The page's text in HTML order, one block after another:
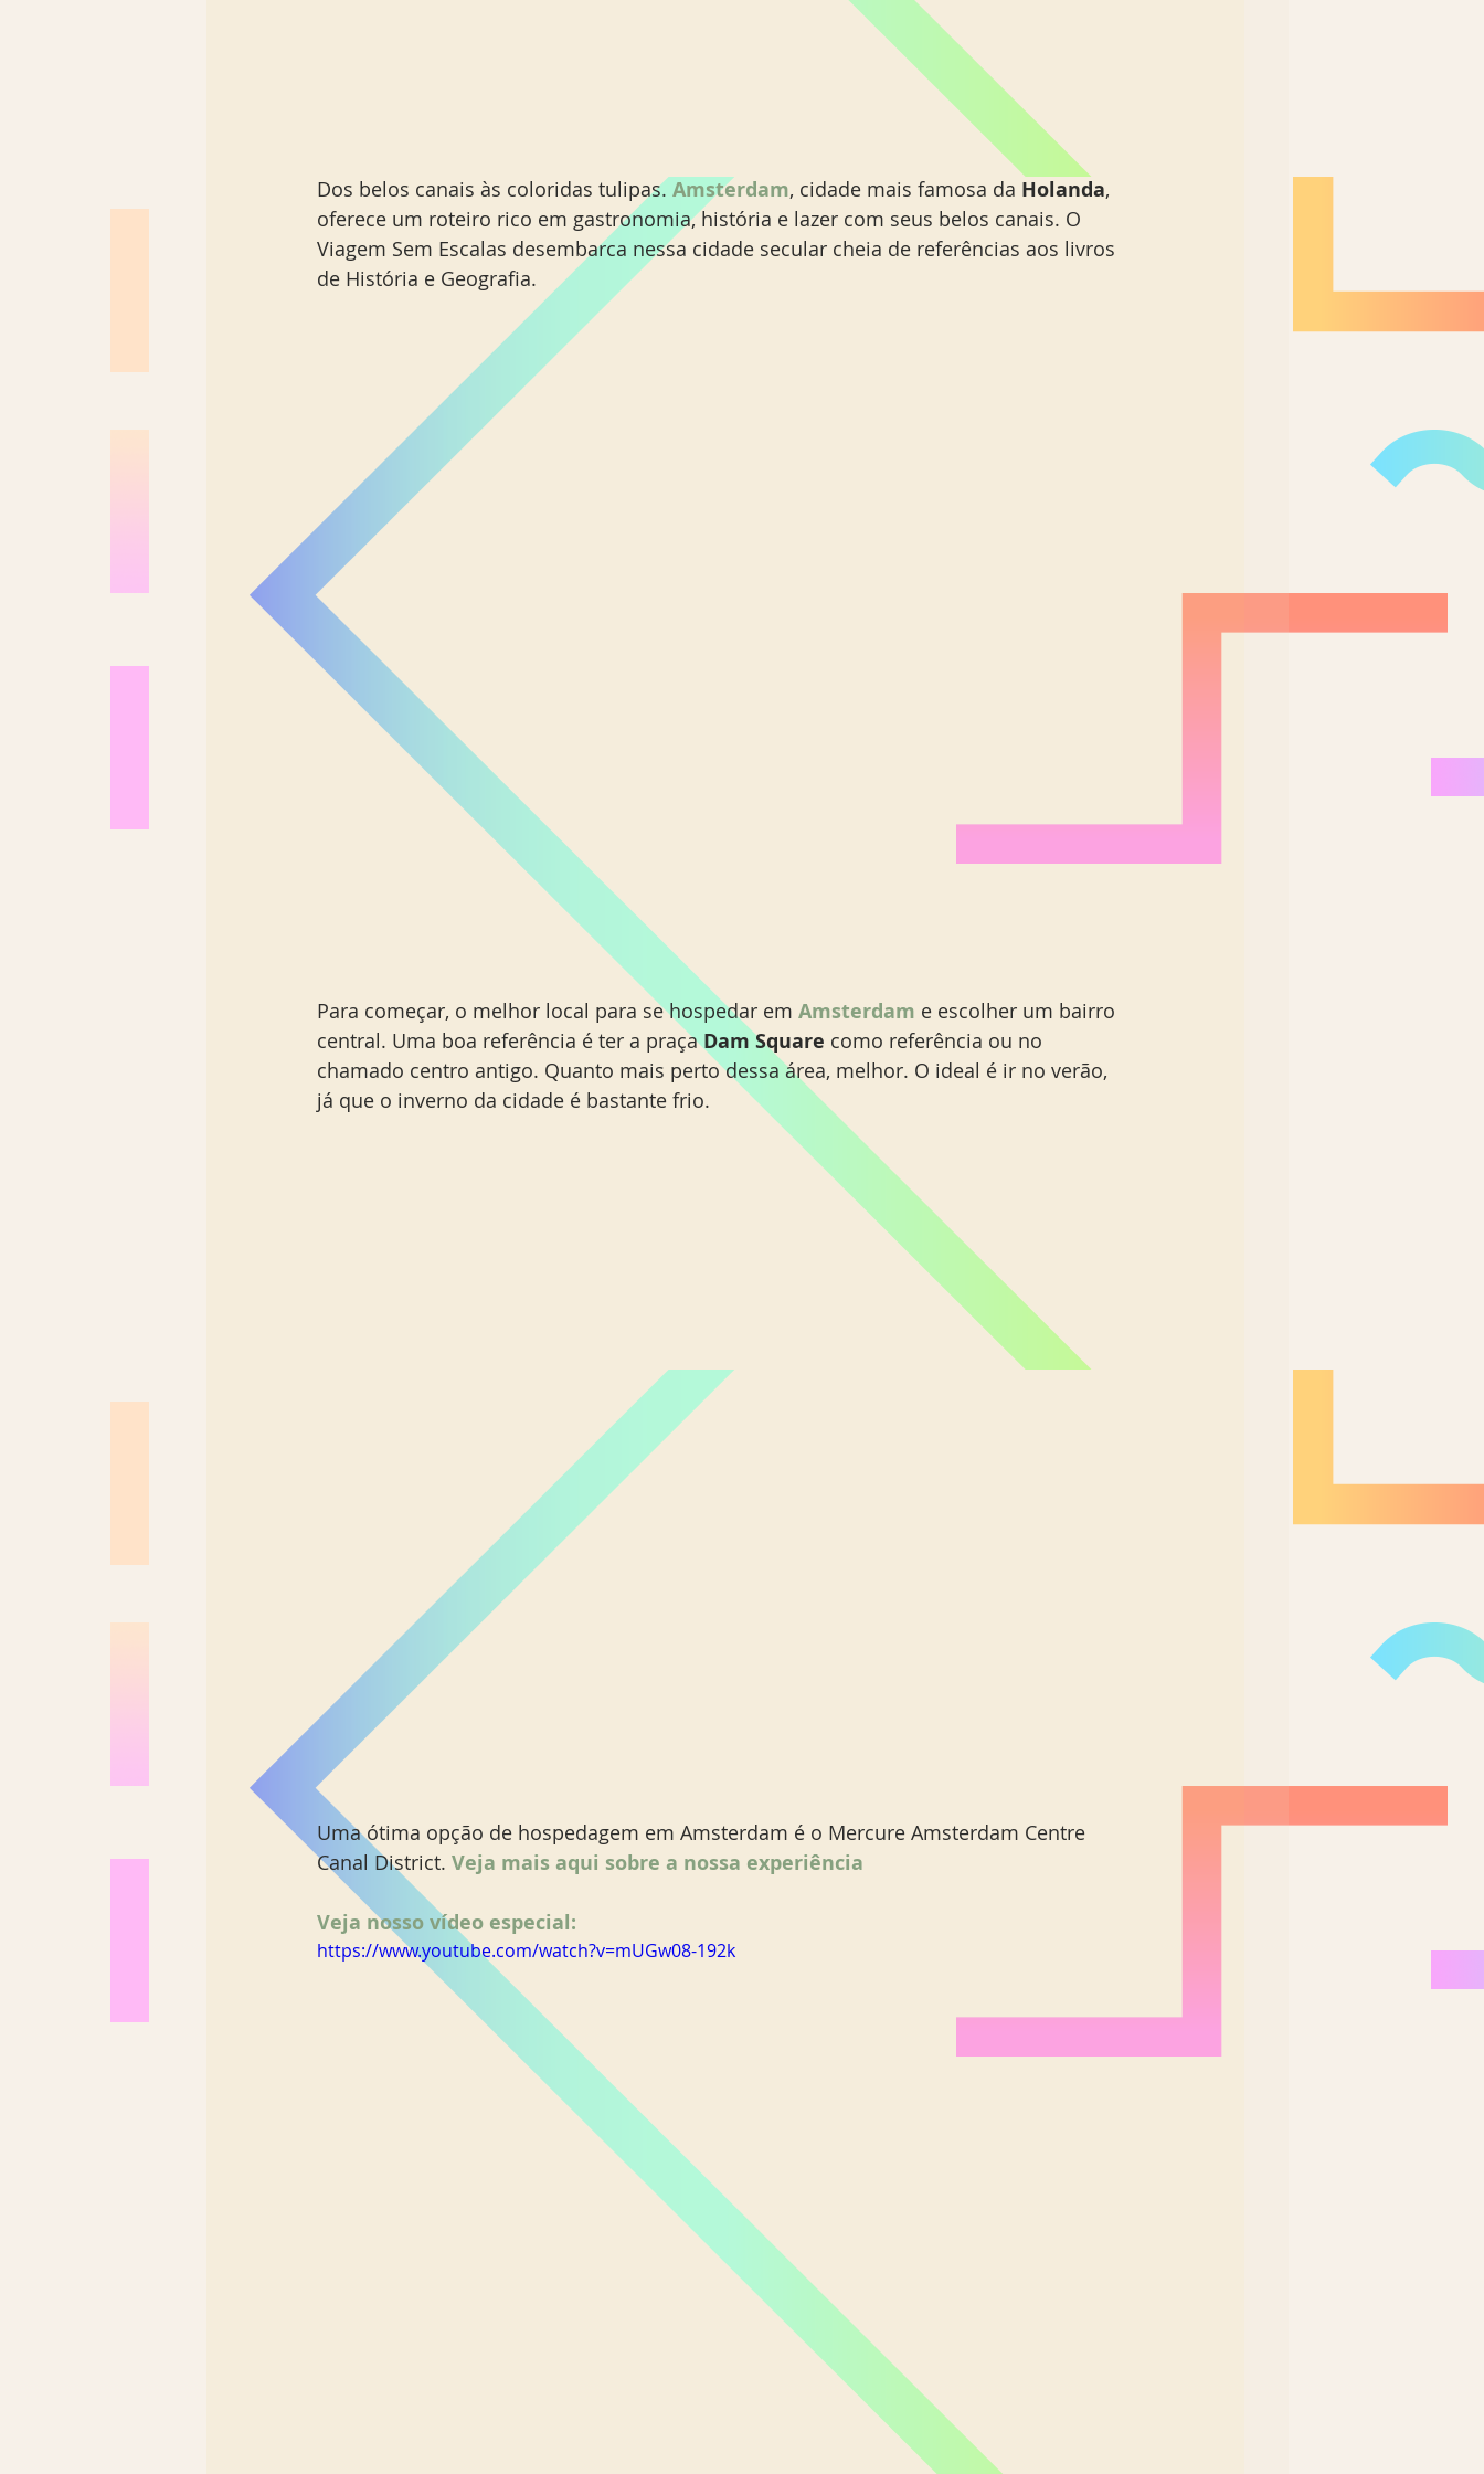
Dos belos canais às coloridas tulipas. Amsterdam, cidade mais famosa da Holanda,
oferece um roteiro rico em gastronomia, história e lazer com seus belos canais. O
Viagem Sem Escalas desembarca nessa cidade secular cheia de referências aos livros
de História e Geografia.
Para começar, o melhor local para se hospedar em Amsterdam e escolher um bairro
central. Uma boa referência é ter a praça Dam Square como referência ou no
chamado centro antigo. Quanto mais perto dessa área, melhor. O ideal é ir no verão,
já que o inverno da cidade é bastante frio.
Uma ótima opção de hospedagem em Amsterdam é o Mercure Amsterdam Centre
Canal District. Veja mais aqui sobre a nossa experiência
Veja nosso vídeo especial:
https://www.youtube.com/watch?v=mUGw08-192k